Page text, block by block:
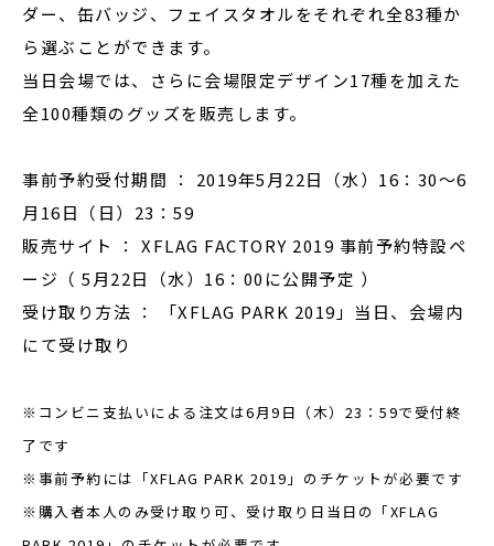
ダー、缶バッジ、フェイスタオルをそれぞれ全83種か
ら選ぶことができます。
当日会場では、さらに会場限定デザイン17種を加えた
全100種類のグッズを販売します。
事前予約受付期間 ： 2019年5月22日（水）16：30～6
月16日（日）23：59
販売サイト ： XFLAG FACTORY 2019 事前予約特設ペ
ージ（ 5月22日（水）16：00に公開予定 ）
受け取り方法 ： 「XFLAG PARK 2019」当日、会場内
にて受け取り
※コンビニ支払いによる注文は6月9日（木）23：59で受付終
了です
※事前予約には「XFLAG PARK 2019」のチケットが必要です
※購入者本人のみ受け取り可、受け取り日当日の「XFLAG